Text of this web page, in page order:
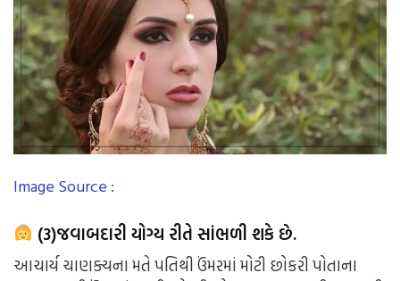
Image Source :
(3)જવાબદારી યોગ્ય રીતે સાંભળી શકે છે.
આચાર્ય ચાણક્યના મતે પતિથી ઉંમરમાં મોટી છોકરી પોતાના